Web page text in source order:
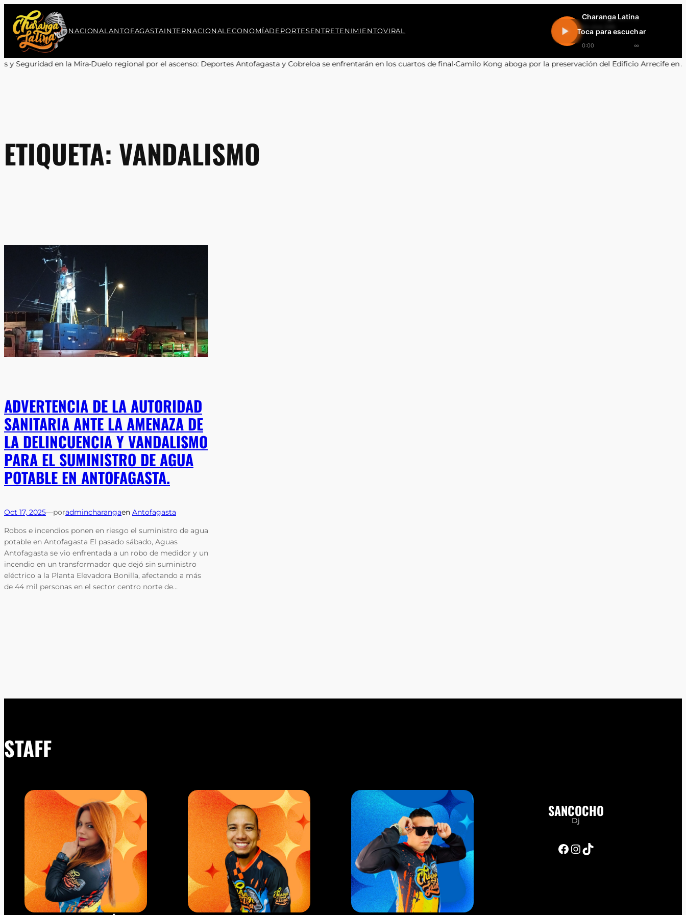
contenido
NACIONALANTOFAGASTAINTERNACIONALECONOMÍADEPORTESENTRETENIMIENTOVIRAL
Charanga Latina
En vivo 24h
0:00 ∞
Toca para escuchar
Mira•Duelo regional por el ascenso: Deportes Antofagasta y Cobreloa se enfrentarán en los cuartos de final•Camilo Kong aboga por la preservación del Edificio Arrecife en Antofagasta•
ETIQUETA: VANDALISMO
ADVERTENCIA DE LA AUTORIDAD
SANITARIA ANTE LA AMENAZA DE
LA DELINCUENCIA Y VANDALISMO
PARA EL SUMINISTRO DE AGUA
POTABLE EN ANTOFAGASTA.
Oct 17, 2025—poradmincharangaen Antofagasta
Robos e incendios ponen en riesgo el suministro de agua
potable en Antofagasta El pasado sábado, Aguas
Antofagasta se vio enfrentada a un robo de medidor y un
incendio en un transformador que dejó sin suministro
eléctrico a la Planta Elevadora Bonilla, afectando a más
de 44 mil personas en el sector centro norte de…
STAFF
SANCOCHO
Dj
Facebook InstagramTikTok